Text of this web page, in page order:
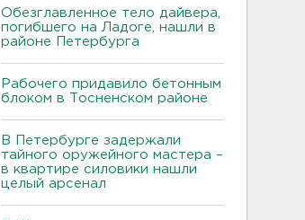
Обезглавленное тело дайвера,
погибшего на Ладоге, нашли в
районе Петербурга
Рабочего придавило бетонным
блоком в Тосненском районе
В Петербурге задержали
тайного оружейного мастера –
в квартире силовики нашли
целый арсенал